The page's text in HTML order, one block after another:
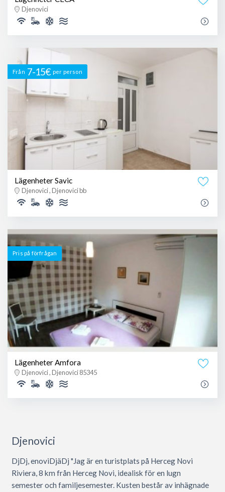
Djenovici
Från 7-15€ per person
Lägenheter Savic
Djenovici , Djenovici bb
Pris på förfrågan
Lägenheter Amfora
Djenovici , Djenovici 85345
Djenovici
DjDj, enoviDjäDj "Jag är en turistplats på Herceg Novi
Riviera, 8 km från Herceg Novi, idealisk för en lugn
semester och familjesemester. Kusten består av inhägnade